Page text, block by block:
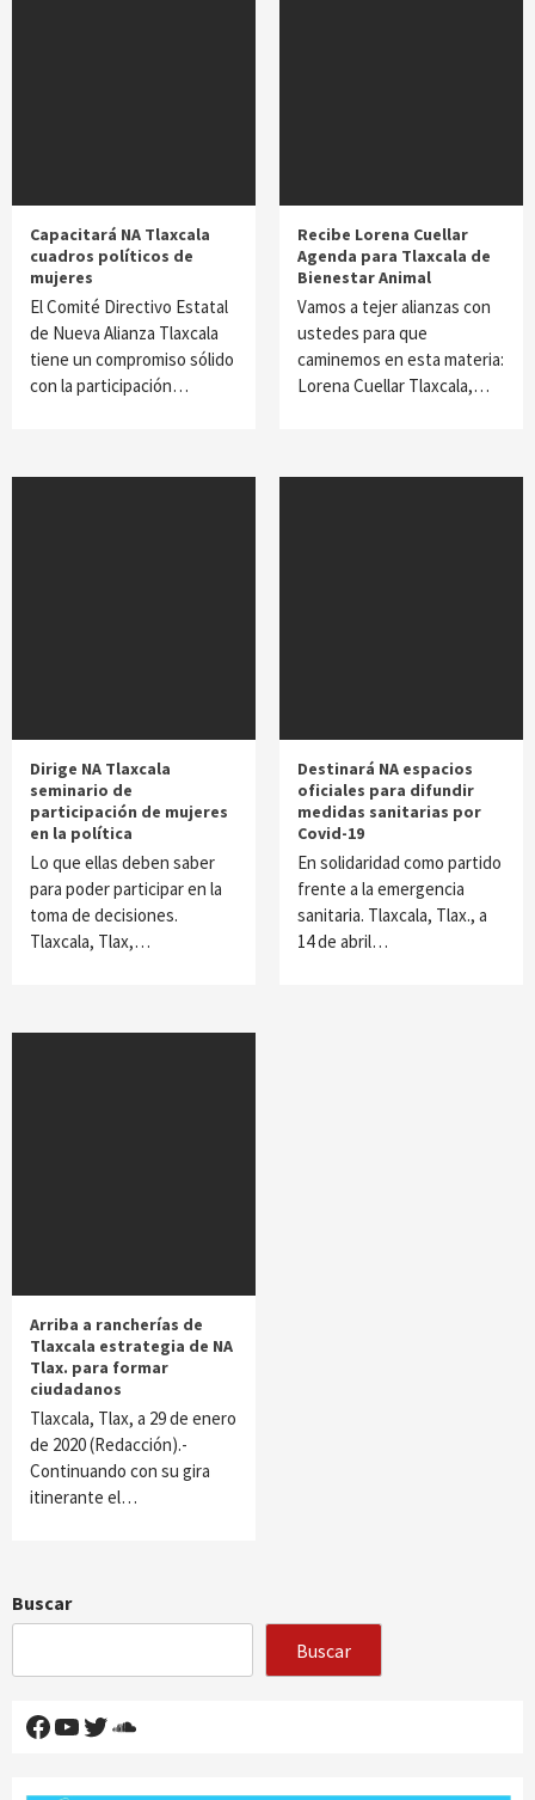
Capacitará NA Tlaxcala
cuadros políticos de
mujeres
El Comité Directivo Estatal
de Nueva Alianza Tlaxcala
tiene un compromiso sólido
con la participación…
Recibe Lorena Cuellar
Agenda para Tlaxcala de
Bienestar Animal
Vamos a tejer alianzas con
ustedes para que
caminemos en esta materia:
Lorena Cuellar Tlaxcala,…
Dirige NA Tlaxcala
seminario de
participación de mujeres
en la política
Lo que ellas deben saber
para poder participar en la
toma de decisiones.
Tlaxcala, Tlax,…
Destinará NA espacios
oficiales para difundir
medidas sanitarias por
Covid-19
En solidaridad como partido
frente a la emergencia
sanitaria. Tlaxcala, Tlax., a
14 de abril…
Arriba a rancherías de
Tlaxcala estrategia de NA
Tlax. para formar
ciudadanos
Tlaxcala, Tlax, a 29 de enero
de 2020 (Redacción).-
Continuando con su gira
itinerante el…
Buscar
Buscar
Facebook
YouTube
Twitter
SoundCloud